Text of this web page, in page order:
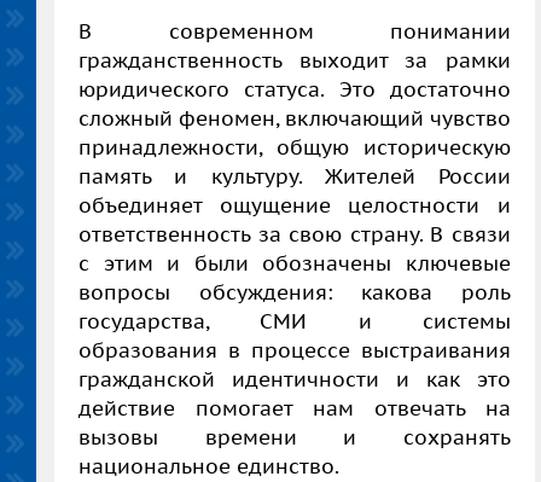
В современном понимании
гражданственность выходит за рамки
юридического статуса. Это достаточно
сложный феномен, включающий чувство
принадлежности, общую историческую
память и культуру. Жителей России
объединяет ощущение целостности и
ответственность за свою страну. В связи
с этим и были обозначены ключевые
вопросы обсуждения: какова роль
государства, СМИ и системы
образования в процессе выстраивания
гражданской идентичности и как это
действие помогает нам отвечать на
вызовы времени и сохранять
национальное единство.